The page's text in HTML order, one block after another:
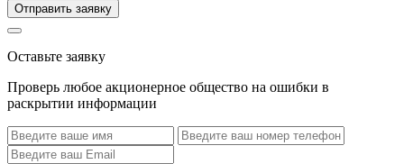
Отправить заявку
Оставьте заявку
Проверь любое акционерное общество на ошибки в
раскрытии информации